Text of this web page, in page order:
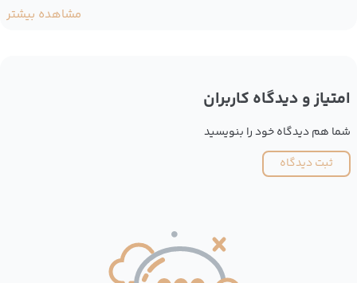
مشاهده بیشتر
امتیاز و دیدگاه کاربران
شما هم دیدگاه خود را بنویسید
ثبت دیدگاه